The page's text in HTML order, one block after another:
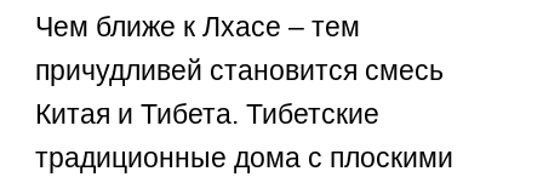
Чем ближе к Лхасе – тем
причудливей становится смесь
Китая и Тибета. Тибетские
традиционные дома с плоскими